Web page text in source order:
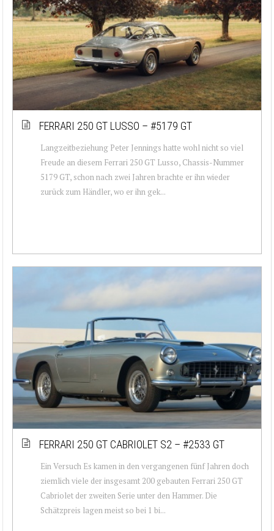
FERRARI 250 GT LUSSO – #5179 GT
Langzeitbeziehung Peter Jennings hatte wohl nicht so viel
Freude an diesem Ferrari 250 GT Lusso, Chassis-Nummer
5179 GT, schon nach zwei Jahren brachte er ihn wieder
zurück zum Händler, wo er ihn gek...
FERRARI 250 GT CABRIOLET S2 – #2533 GT
Ein Versuch Es kamen in den vergangenen fünf Jahren doch
ziemlich viele der insgesamt 200 gebauten Ferrari 250 GT
Cabriolet der zweiten Serie unter den Hammer. Die
Schätzpreis lagen meist so bei 1 bi...